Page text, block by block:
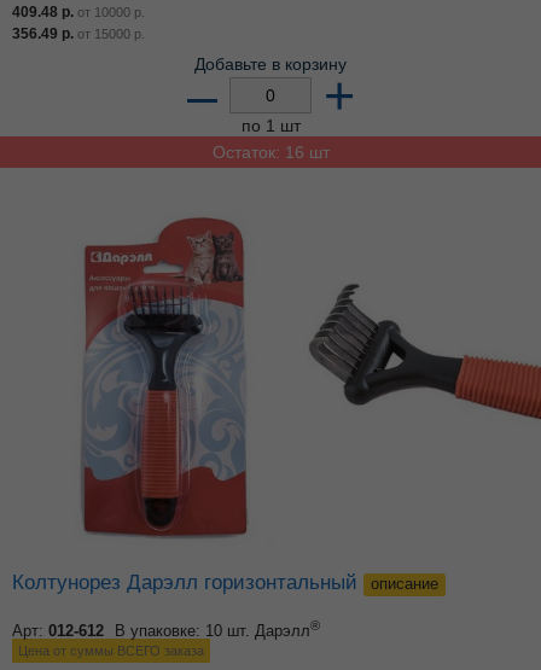
409.48 р. от 10000 р.
356.49 р. от 15000 р.
Добавьте в корзину
– +
по 1 шт
Остаток: 16 шт
Колтунорез Дарэлл горизонтальный описание
Арт: 012-612 В упаковке: 10 шт. Дарэлл®
Цена от суммы ВСЕГО заказа